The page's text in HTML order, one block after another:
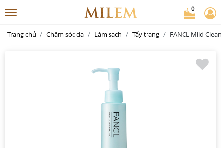
Trang chủ Chăm sóc da Làm sạch Tẩy trang FANCL Mild
0